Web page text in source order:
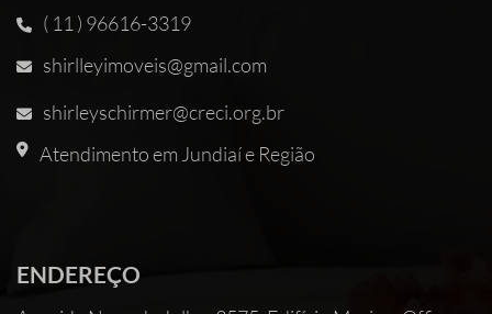
( 11 ) 96616-3319
shirlleyimoveis@gmail.com
shirleyschirmer@creci.org.br
Atendimento em Jundiaí e Região
ENDEREÇO